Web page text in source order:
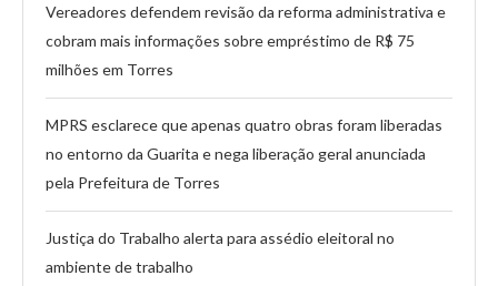
Vereadores defendem revisão da reforma administrativa e
cobram mais informações sobre empréstimo de R$ 75
milhões em Torres
MPRS esclarece que apenas quatro obras foram liberadas
no entorno da Guarita e nega liberação geral anunciada
pela Prefeitura de Torres
Justiça do Trabalho alerta para assédio eleitoral no
ambiente de trabalho